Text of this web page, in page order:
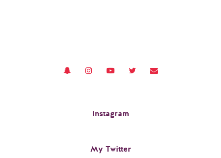
instagram
My Twitter